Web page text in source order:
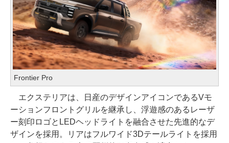
Frontier Pro
エクステリアは、日産のデザインアイコンであるVモ
ーションフロントグリルを継承し、浮遊感のあるレーザ
ー刻印ロゴとLEDヘッドライトを融合させた先進的なデ
ザインを採用。リアはフルワイド3Dテールライトを採用